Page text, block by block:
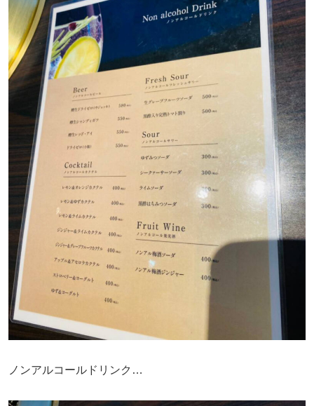
ノンアルコールドリンク…